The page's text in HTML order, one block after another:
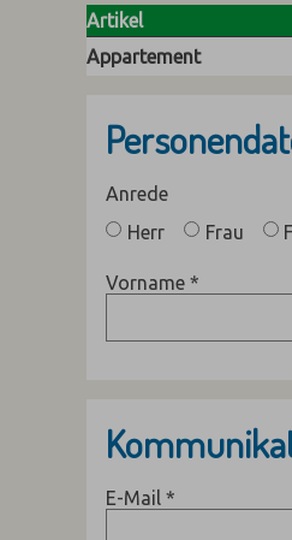
Artikel
Appartement
Anrede
Herr
Frau
Vorname *
E-Mail *